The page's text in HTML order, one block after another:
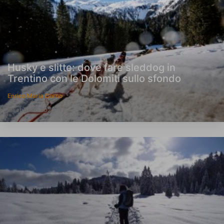
Husky e slitte: dove fare sleddog in
Trentino con le Dolomiti sullo sfondo
Enrico Maria Corno
5 Febbraio 2026